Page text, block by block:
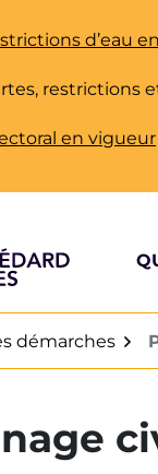
d’eau
restrictions
en vigueur
démarches